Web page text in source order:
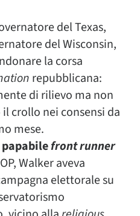
del Texas,
del Wisconsin,
la corsa
repubblicana:
di rilievo ma non
crollo nei consensi da
mese.
front runner
Walker aveva
elettorale su